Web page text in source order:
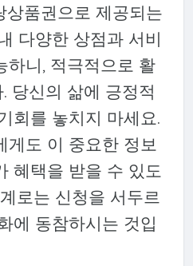
상품권으로 제공되는
다양한 상점과 서비
하니, 적극적으로 활
당신의 삶에 긍정적
회를 놓치지 마세요.
게도 이 중요한 정보
혜택을 받을 수 있도
로는 신청을 서두르
에 동참하시는 것입